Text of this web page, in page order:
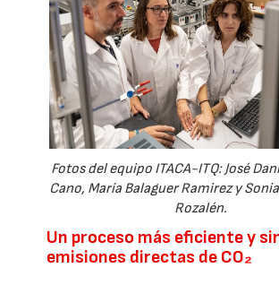
Fotos del equipo ITACA-ITQ: José
Cano, María Balaguer Ramirez y
Rozalén.
Un proceso más eficiente y
emisiones directas de CO₂